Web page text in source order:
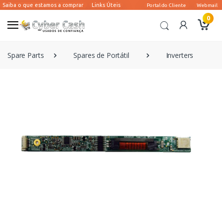
0
Spare Parts Spares de Portátil Inverters